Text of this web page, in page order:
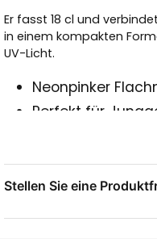
Er fasst 18 cl und
in einem kompakten
UV-Licht.
Neonpinker
Perfekt für
Hergestellt aus
Stellen Sie eine